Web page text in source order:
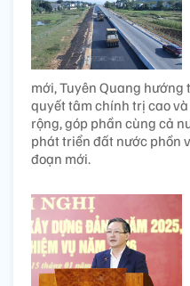
mới, Tuyên Quang
quyết tâm chính trị cao
rộng, góp phần cùng cả
phát triển đất nước phồn
đoạn mới.